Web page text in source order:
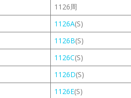
1126周
1126A(S)
1126B(S)
1126C(S)
1126D(S)
1126E(S)